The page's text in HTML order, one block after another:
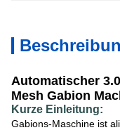
Automatischer
Mesh Gabion
Kurze Einleitung:
Gabions-Maschine ist